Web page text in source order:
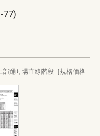
77)
踊り場直線階段［規格価格